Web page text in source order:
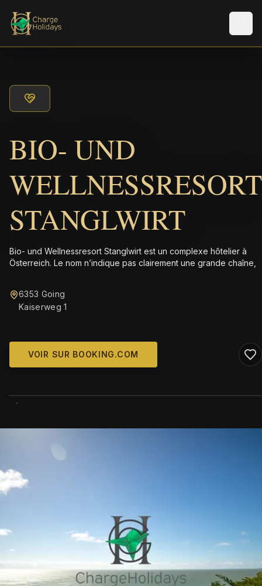
BIO- UND
WELLNESSRESORT
STANGLWIRT
Bio- und Wellnessresort Stanglwirt est un complexe hôtelier à
Österreich. Le nom n’indique pas clairement une grande chaîne,
6353 Going
Kaiserweg 1
VOIR SUR BOOKING.COM